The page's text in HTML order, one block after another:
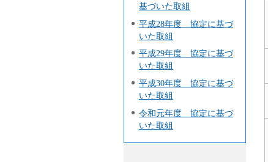
基づいた取組
平成28年度 協定に基づ
いた取組
平成29年度 協定に基づ
いた取組
平成30年度 協定に基づ
いた取組
令和元年度 協定に基づ
いた取組